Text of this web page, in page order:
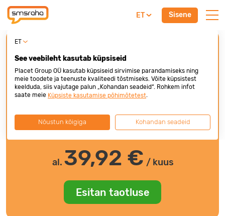
ET Sisene
Krediidikonto
Esimene arve 3 kuu pärast
1 000 €
200 € 10000 €
al. 39,92 € / kuus
Esitan taotluse
ET
See veebileht kasutab küpsiseid
Placet Group OÜ kasutab küpsiseid sirvimise parandamiseks ning
meie toodete ja teenuste kvaliteedi tõstmiseks. Võite küpsistest
keelduda, siis vajutage palun „Kohandan seadeid“. Rohkem infot
saate meie Küpsiste kasutamise põhimõtetest.
Nõustun kõigiga Kohandan seadeid